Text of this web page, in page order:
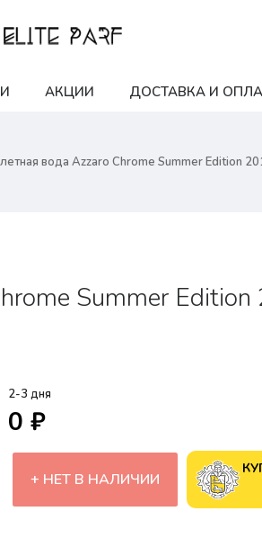
АКЦИИ ДОСТАВКА И
вода Azzaro Chrome Summer Edition
Summer
2-3 дня
0 ₽
НЕТ В НАЛИЧИИ